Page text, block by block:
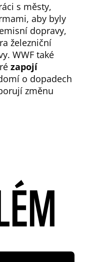
s městy,
aby byly
dopravy,
železniční
WWF také
zapojí
o dopadech
změnu